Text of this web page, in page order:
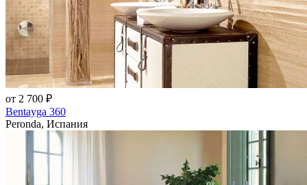
от 2 700 ₽
Bentayga 360
Peronda, Испания